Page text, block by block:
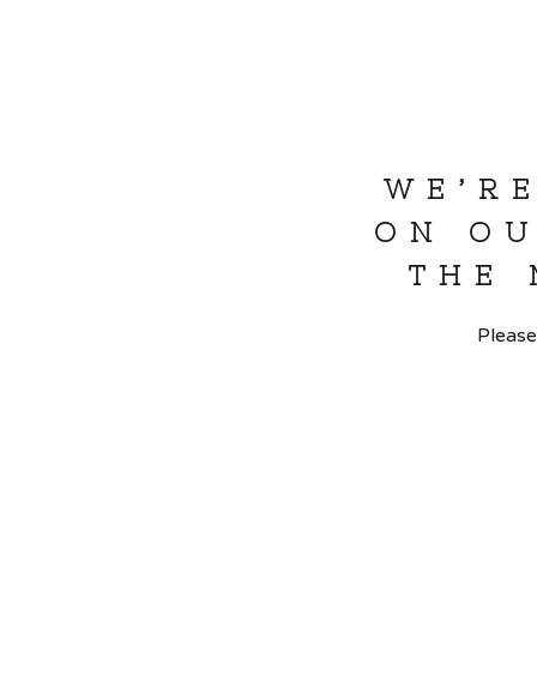
ON
THE